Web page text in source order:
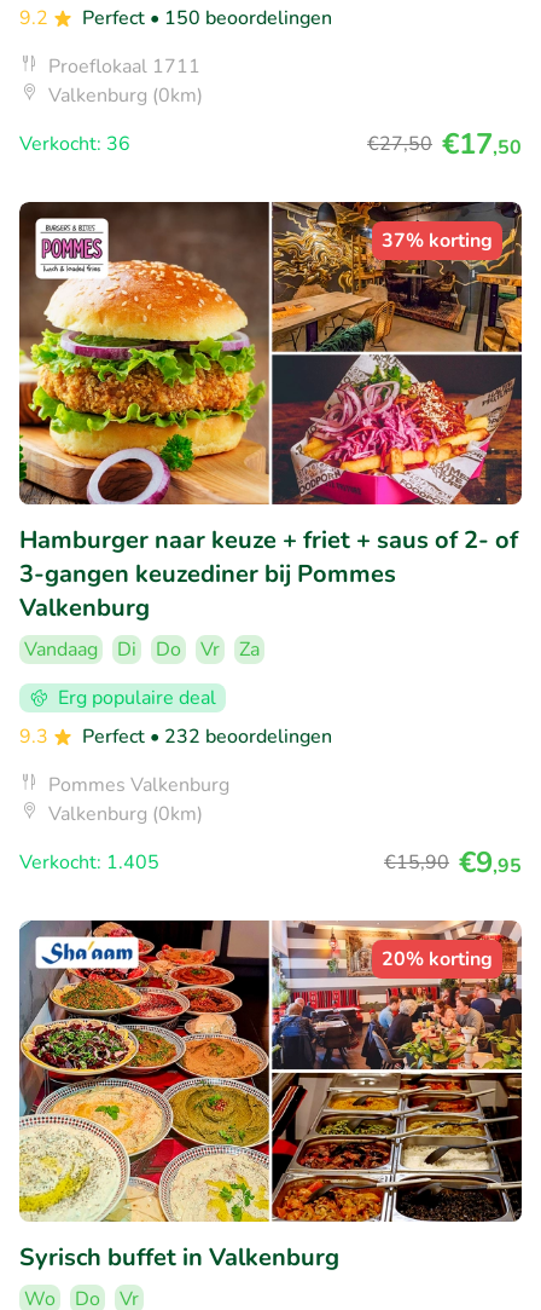
9.2 Perfect • 150 beoordelingen
Proeflokaal 1711
Valkenburg (0km)
Verkocht: 36
€27,50 €17,50
37% korting
Hamburger naar keuze + friet + saus of 2- of
3-gangen keuzediner bij Pommes
Valkenburg
Vandaag Di Do Vr
Za
Erg populaire deal
9.3
Perfect • 232 beoordelingen
Pommes Valkenburg
Valkenburg (0km)
Verkocht: 1.405
€15,90 €9,95
20% korting
Syrisch buffet in Valkenburg
Wo Do
Vr